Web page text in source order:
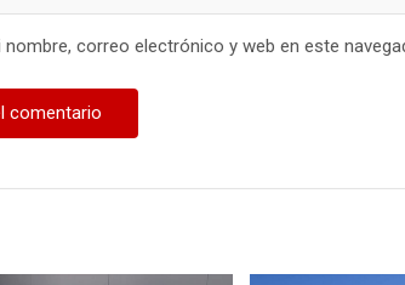
nombre, correo electrónico y web en este